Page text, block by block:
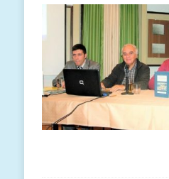
[ 08/08/2026 ]